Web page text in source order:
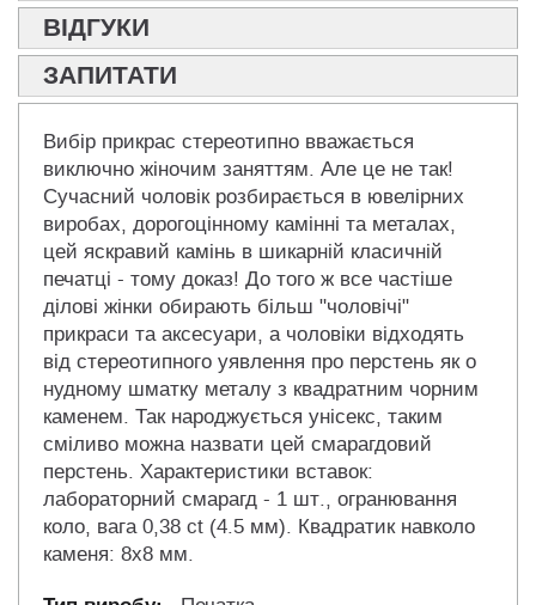
ВІДГУКИ
ЗАПИТАТИ
Вибір прикрас стереотипно вважається
виключно жіночим заняттям. Але це не так!
Сучасний чоловік розбирається в ювелірних
виробах, дорогоцінному камінні та металах,
цей яскравий камінь в шикарній класичній
печатці - тому доказ! До того ж все частіше
ділові жінки обирають більш "чоловічі"
прикраси та аксесуари, а чоловіки відходять
від стереотипного уявлення про перстень як о
нудному шматку металу з квадратним чорним
каменем. Так народжується унісекс, таким
сміливо можна назвати цей смарагдовий
перстень. Характеристики вставок:
лабораторний смарагд - 1 шт., огранювання
коло, вага 0,38 ct (4.5 мм). Квадратик навколо
каменя: 8х8 мм.